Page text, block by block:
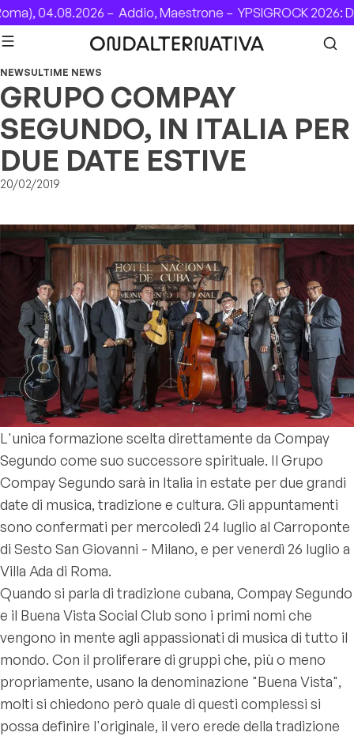
Skip to content
04.08.2026 – Addio, Maestrone – YPSIGROCK 2026:
NEWSULTIME NEWS
GRUPO COMPAY
SEGUNDO, IN ITALIA PER
DUE DATE ESTIVE
20/02/2019
L'unica formazione scelta direttamente da Compay
Segundo come suo successore spirituale. Il Grupo
Compay Segundo sarà in Italia in estate per due grandi
date di musica, tradizione e cultura. Gli appuntamenti
sono confermati per mercoledì 24 luglio al Carroponte
di Sesto San Giovanni - Milano, e per venerdì 26 luglio a
Villa Ada di Roma.
Quando si parla di tradizione cubana, Compay Segundo
e il Buena Vista Social Club sono i primi nomi che
vengono in mente agli appassionati di musica di tutto il
mondo. Con il proliferare di gruppi che, più o meno
propriamente, usano la denominazione "Buena Vista",
molti si chiedono però quale di questi complessi si
possa definire l'originale, il vero erede della tradizione